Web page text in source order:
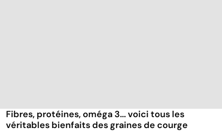
Fibres, protéines, oméga 3... voici tous les
véritables bienfaits des graines de courge